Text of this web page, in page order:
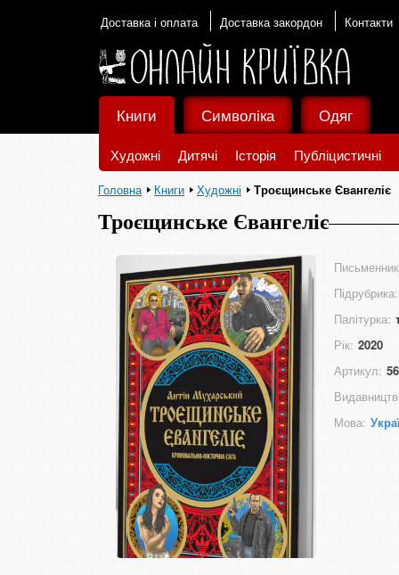
Доставка і оплата Доставка закордон Контакти
Книги
Художні Дитячі Історія Публіцистичні
Символіка Одяг
Головна Книги Художні Троєщинське Євангеліє
Троєщинське Євангеліє
Підрубрика:
Палітурка:
Рік: 2020
Артикул:
Мова: